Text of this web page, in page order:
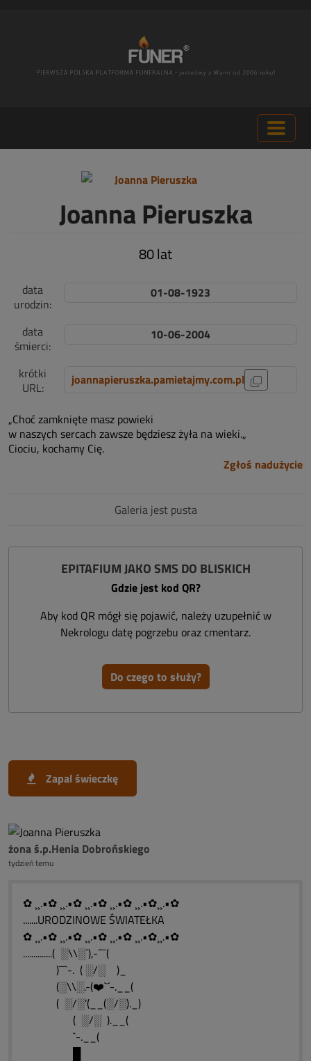
Joanna Pieruszka
80 lat
data
urodzin:
01-08-1923
data
śmierci:
10-06-2004
krótki
URL:
joannapieruszka.pamietajmy.com.pl
„Choć zamknięte masz powieki
w naszych sercach zawsze będziesz żyła na wieki.„
Ciociu, kochamy Cię.
Zgłoś nadużycie
Galeria jest pusta
EPITAFIUM JAKO SMS DO BLISKICH
Gdzie jest kod QR?
Aby kod QR mógł się pojawić, należy uzupełnić w
Nekrologu datę pogrzebu oraz cmentarz.
Do czego to służy?
Zapal świeczkę
żona ś.p.Henia Dobrońskiego
tydzień temu
✿ ¸¸.•✿ ¸¸.•✿ ¸¸.•✿ ¸¸.•✿ ¸¸.•✿¸¸.•✿
.......URODZINOWE ŚWIATEŁKA
✿ ¸¸.•✿ ¸¸.•✿ ¸¸.•✿ ¸¸.•✿ ¸¸.•✿¸¸.•✿
..............( ░\\░´),-´¯¯(
)¯¯`-. ( ░/░ )_
(░\\░.-(❤️`´-.__(
( ░/░’(__(░/░)._)
( ░/░ ).__(
`-.__(